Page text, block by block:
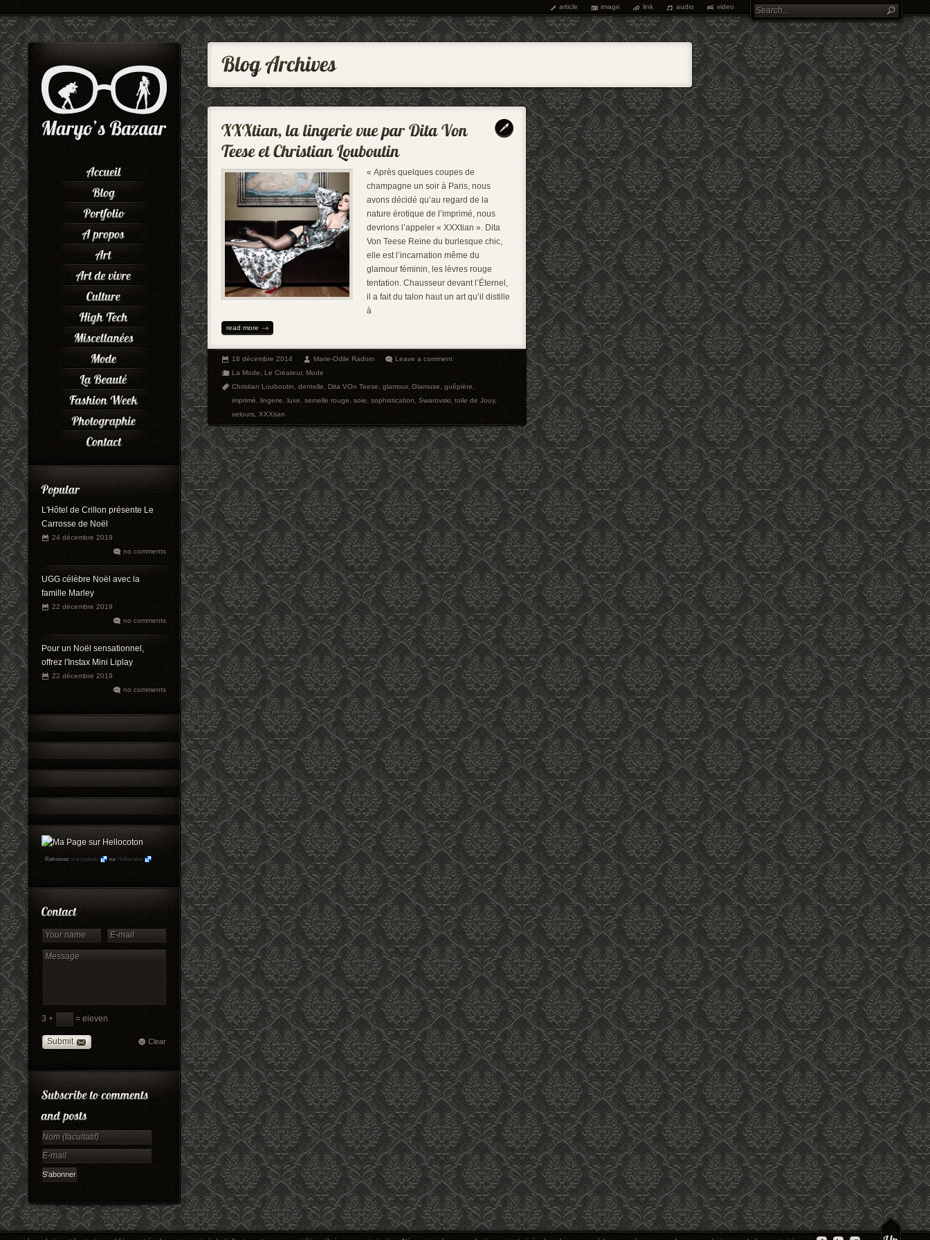
article image link audio video
L'Hôtel de Crillon présente Le
Carrosse de Noël
24 décembre 2019
no comments
UGG célèbre Noël avec la
famille Marley
22 décembre 2019
no comments
Pour un Noël sensationnel,
offrez l'Instax Mini Liplay
22 décembre 2019
no comments
Retrouvez maryophoto sur Hellocoton
3 + = eleven
Submit Clear
« Après quelques coupes de
champagne un soir à Paris, nous
avons décidé qu’au regard de la
nature érotique de l’imprimé, nous
devrions l’appeler « XXXtian ». Dita
Von Teese Reine du burlesque chic,
elle est l’incarnation même du
glamour féminin, les lèvres rouge
tentation. Chausseur devant l’Éternel,
il a fait du talon haut un art qu’il distille
à
read more
18 décembre 2014 Marie-Odile Radom
Leave a comment
La Mode,Le Créateur,Mode
Christian Louboutin,dentelle,Dita VOn Teese,glamour,Glamuse,guêpière,
imprimé,lingerie,luxe,semelle rouge,soie,sophistication,Swarovski,toile de Jouy,
velours,XXXtian